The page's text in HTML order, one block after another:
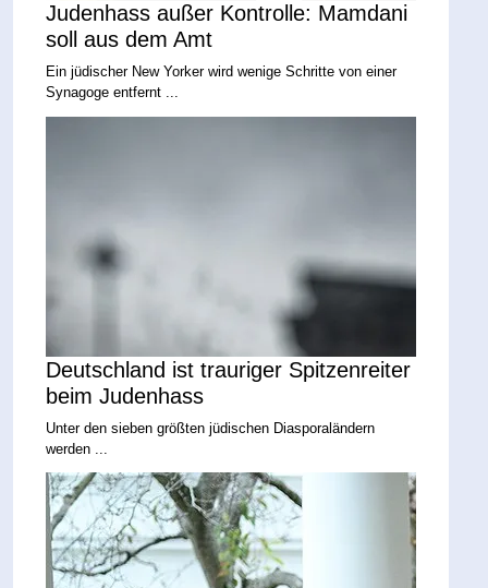
Judenhass außer Kontrolle: Mamdani
soll aus dem Amt
Ein jüdischer New Yorker wird wenige Schritte von einer
Synagoge entfernt ...
Deutschland ist trauriger Spitzenreiter
beim Judenhass
Unter den sieben größten jüdischen Diasporaländern
werden ...